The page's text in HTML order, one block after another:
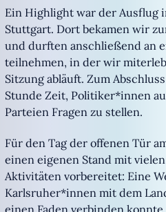
Ein Highlight war der Ausflug
Stuttgart. Dort bekamen wir
und durften anschließend an
teilnehmen, in der wir
Sitzung abläuft. Zum
Stunde Zeit, Politiker*innen
Parteien Fragen zu stellen.
Für den Tag der offenen Tür
einen eigenen Stand mit
Aktivitäten vorbereitet: Eine
Karlsruher*innen mit dem